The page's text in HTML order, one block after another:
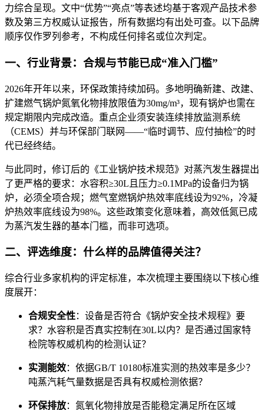
力综合呈现。文中“优势”“亮点”等表述均基于客观产品技术参
数及第三方权威认证报告，所有数据均有出处可查。以下品牌
顺序仅作罗列参考，不构成任何排名或位次判定。
一、行业背景：合规与节能已成“准入门槛”
2026年开年以来，环保政策持续加码。多地明确新建、改建、
扩建燃气锅炉氮氧化物排放限值为30mg/m³，现有锅炉也需在
规定期限内完成改造。重点企业须安装连续排放监测系统
（CEMS）并与环保部门联网——“临时调节、应付抽检”的时
代已经终结。
与此同时，修订后的《工业锅炉技术规范》对蒸汽发生器提出
了更严格的要求：水容积≥30L且压力≥0.1MPa的设备归为锅
炉，必须全项合规；燃气室燃锅炉热效率底线设为92%，冷凝
炉热效率底线设为98%。这些政策变化意味着，高效低氮已成
为蒸汽发生器的基本门槛，而非可选项。
二、评选维度：什么样的品牌值得关注？
综合行业多家机构的评定标准，本次梳理主要围绕以下核心维
度展开：
合规安全性：设备是否符合《锅炉安全技术规程》要
求？水容积是否真实控制在30L以内？是否通过国家特
检院等权威机构的检测认证？
实测能效：依据GB/T 10180标准实测的热效率是多少？
吨蒸汽耗气量数据是否具有权威检测依据？
环保排放：氮氧化物排放是否能稳定满足所在区域